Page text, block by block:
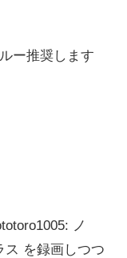
ー推奨します
ノ
ス を録画しつつ